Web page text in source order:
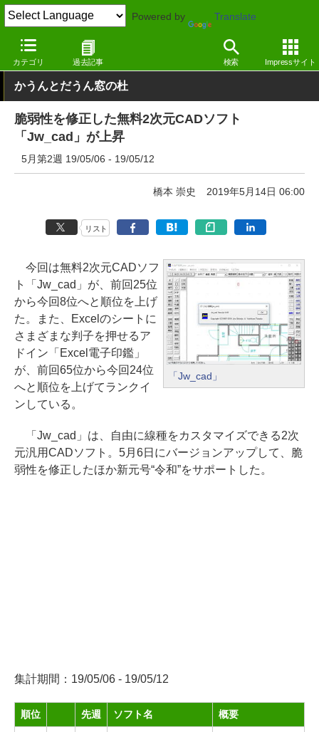
Powered by Translate
カテゴリ 過去記事 検索 Impressサイト
窓の杜 その他の話題
かうんとだうん窓の杜
脆弱性を修正した無料2次元CADソフト
「Jw_cad」が上昇
5月第2週 19/05/06 - 19/05/12
橋本 崇史 2019年5月14日 06:00
リスト
「Jw_cad」
今回は無料2次元CADソフ
ト「Jw_cad」が、前回25位
から今回8位へと順位を上げ
た。また、Excelのシートに
さまざまな判子を押せるア
ドイン「Excel電子印鑑」
が、前回65位から今回24位
へと順位を上げてランクイ
ンしている。
「Jw_cad」は、自由に線種をカスタマイズできる2次
元汎用CADソフト。5月6日にバージョンアップして、脆
弱性を修正したほか新元号“令和”をサポートした。
集計期間：19/05/06 - 19/05/12
順位 先週 ソフト名 概要